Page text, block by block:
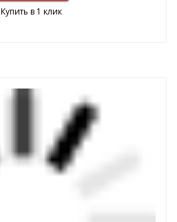
Купить в 1 клик